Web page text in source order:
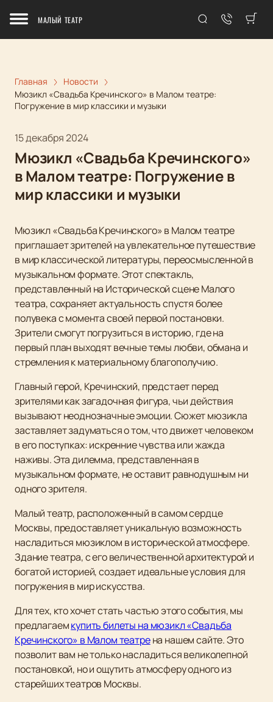
МАЛЫЙ ТЕАТР
Главная
Новости
Мюзикл «Свадьба Кречинского» в Малом театре:
Погружение в мир классики и музыки
15 декабря 2024
Мюзикл «Свадьба Кречинского»
в Малом театре: Погружение в
мир классики и музыки
Мюзикл «Свадьба Кречинского» в Малом театре
приглашает зрителей на увлекательное путешествие
в мир классической литературы, переосмысленной в
музыкальном формате. Этот спектакль,
представленный на Исторической сцене Малого
театра, сохраняет актуальность спустя более
полувека с момента своей первой постановки.
Зрители смогут погрузиться в историю, где на
первый план выходят вечные темы любви, обмана и
стремления к материальному благополучию.
Главный герой, Кречинский, предстает перед
зрителями как загадочная фигура, чьи действия
вызывают неоднозначные эмоции. Сюжет мюзикла
заставляет задуматься о том, что движет человеком
в его поступках: искренние чувства или жажда
наживы. Эта дилемма, представленная в
музыкальном формате, не оставит равнодушным ни
одного зрителя.
Малый театр, расположенный в самом сердце
Москвы, предоставляет уникальную возможность
насладиться мюзиклом в исторической атмосфере.
Здание театра, с его величественной архитектурой и
богатой историей, создает идеальные условия для
погружения в мир искусства.
Для тех, кто хочет стать частью этого события, мы
предлагаемкупить билеты на мюзикл «Свадьба
Кречинского» в Малом театрена нашем сайте. Это
позволит вам не только насладиться великолепной
постановкой, но и ощутить атмосферу одного из
старейших театров Москвы.